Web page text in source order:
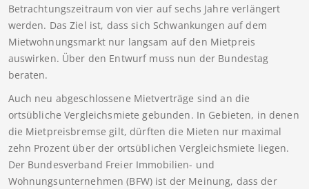
Betrachtungszeitraum von vier auf sechs Jahre verlängert
werden. Das Ziel ist, dass sich Schwankungen auf dem
Mietwohnungsmarkt nur langsam auf den Mietpreis
auswirken. Über den Entwurf muss nun der Bundestag
beraten.
Auch neu abgeschlossene Mietverträge sind an die
ortsübliche Vergleichsmiete gebunden. In Gebieten, in denen
die Mietpreisbremse gilt, dürften die Mieten nur maximal
zehn Prozent über der ortsüblichen Vergleichsmiete liegen.
Der Bundesverband Freier Immobilien- und
Wohnungsunternehmen (BFW) ist der Meinung, dass der